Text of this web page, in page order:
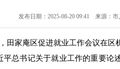
发布日期：2025-08-20 09:41 来源：市
田家庵区促进就业工作会议在
平总书记关于就业工作的重要论